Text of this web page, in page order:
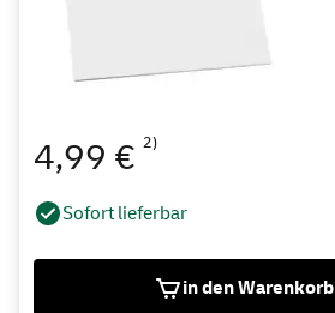
4,99 € 2)
Sofort lieferbar
in den Warenkorb